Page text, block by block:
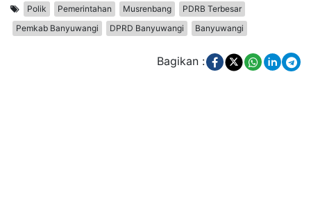
Polik Pemerintahan Musrenbang
PDRB Terbesar
Pemkab Banyuwangi
DPRD Banyuwangi Banyuwangi
Bagikan :